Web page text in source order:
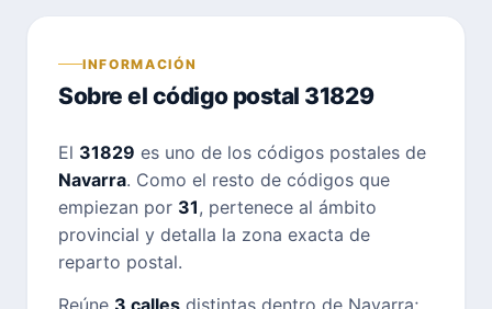
INFORMACIÓN
Sobre el código postal 31829
El 31829 es uno de los códigos postales de
Navarra. Como el resto de códigos que
empiezan por 31, pertenece al ámbito
provincial y detalla la zona exacta de
reparto postal.
Reúne 3 calles distintas dentro de Navarra;